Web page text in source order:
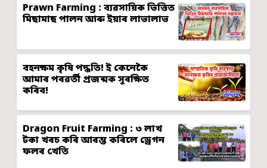
Prawn Farming : ব্যৱসায়িক ভিত্তিত
মিছামাছ পালন আৰু ইয়াৰ লাভালাভ
বহনক্ষম কৃষি পদ্ধতি! ই কেনেকৈ
আমাৰ পৰৱৰ্তী প্ৰজন্মক সুৰক্ষিত
কৰিব!
Dragon Fruit Farming : ৩ লাখ
টকা খৰচ কৰি আৰম্ভ কৰিলে ড্ৰেগন
ফলৰ খেতি